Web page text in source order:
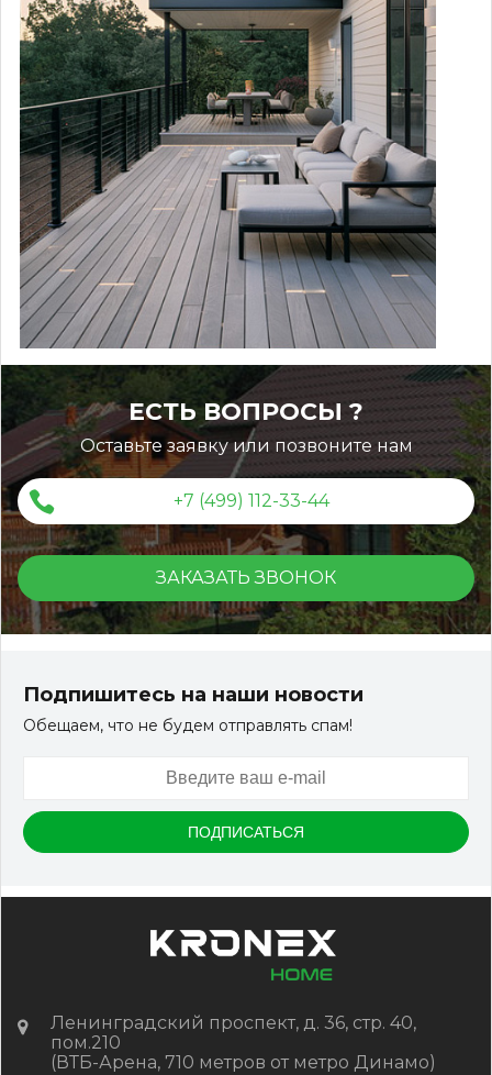
150*25*3000 мм
КУПИТЬ
ЕСТЬ ВОПРОСЫ ?
Оставьте заявку или позвоните нам
+7 (499) 112-33-44
ЗАКАЗАТЬ ЗВОНОК
Подпишитесь на наши новости
Обещаем, что не будем отправлять спам!
Ленинградский проспект, д. 36, стр. 40,
пом.210
(ВТБ-Арена, 710 метров от метро Динамо)